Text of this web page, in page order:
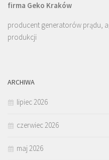
firma Geko Kraków
producent generatorów prądu,
produkcji
ARCHIWA
lipiec 2026
czerwiec 2026
maj 2026